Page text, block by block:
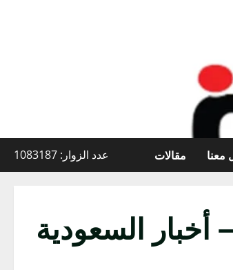
معنا مقالات عدد الزوار: 1083187
السعودية